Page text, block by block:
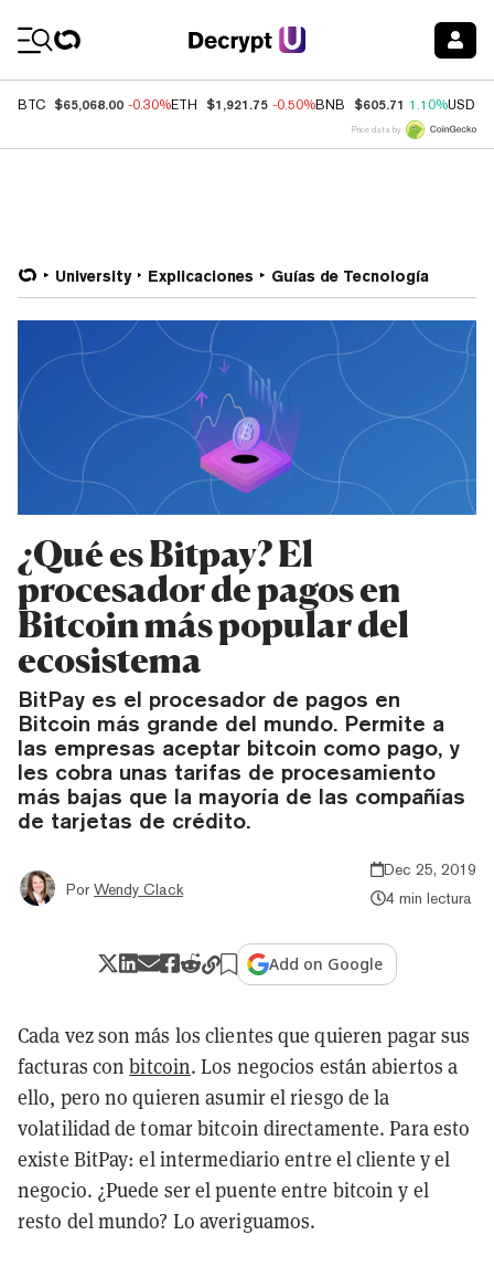
BTC $65,068.00 -0.30%ETH $1,921.75 -0.50%BNB $605.71 1.10%USDC
Price data by
University Explicaciones Guías de Tecnología
¿Qué es Bitpay? El
procesador de pagos en
Bitcoin más popular del
ecosistema
BitPay es el procesador de pagos en
Bitcoin más grande del mundo. Permite a
las empresas aceptar bitcoin como pago, y
les cobra unas tarifas de procesamiento
más bajas que la mayoría de las compañías
de tarjetas de crédito.
Por Wendy Clack
Dec 25, 2019
4 min lectura
Add on Google
Cada vez son más los clientes que quieren pagar sus
facturas conbitcoin. Los negocios están abiertos a
ello, pero no quieren asumir el riesgo de la
volatilidad de tomar bitcoin directamente. Para esto
existe BitPay: el intermediario entre el cliente y el
negocio. ¿Puede ser el puente entre bitcoin y el
resto del mundo? Lo averiguamos.